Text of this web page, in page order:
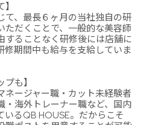
て、最長６ヶ月の当社独自の研
ただくことで、一般的な美容師
することなく研修後には店舗に
修期間中も給与を支給していま
も】
ネージャー職・カット未経験者
・海外トレーナー職など、国内
いるQB HOUSE。だからこそ